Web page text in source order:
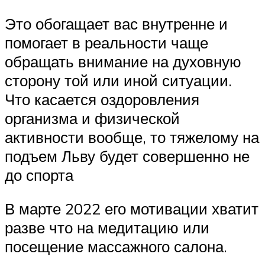
Это обогащает вас внутренне и
помогает в реальности чаще
обращать внимание на духовную
сторону той или иной ситуации.
Что касается оздоровления
организма и физической
активности вообще, то тяжелому на
подъем Льву будет совершенно не
до спорта
В марте 2022 его мотивации хватит
разве что на медитацию или
посещение массажного салона.